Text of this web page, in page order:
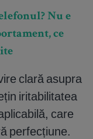
Nu e
ce
clară asupra
iritabilitatea
care
perfecțiune.